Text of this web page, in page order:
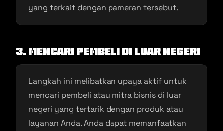
yang terkait dengan pameran tersebut.
3. Mencari Pembeli di Luar Negeri
Langkah ini melibatkan upaya aktif untuk
mencari pembeli atau mitra bisnis di luar
negeri yang tertarik dengan produk atau
layanan Anda. Anda dapat memanfaatkan